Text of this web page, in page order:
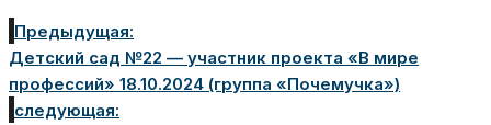
Предыдущая:
Детский сад №22 — участник проекта «В мире
профессий» 18.10.2024 (группа «Почемучка»)
следующая: